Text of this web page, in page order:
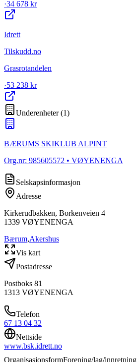
·34 678 kr
Idrett
Tilskudd.no
Grasrotandelen
·53 238 kr
Underenheter(1)
BÆRUMS SKIKLUB ALPINT
Org.nr: 985605572 • VØYENENGA
Selskapsinformasjon
Adresse
Kirkerudbakken, Borkenveien 4
1339 VØYENENGA
Bærum,Akershus
Vis kart
Postadresse
Postboks 81
1313 VØYENENGA
Telefon
67 13 04 32
Nettside
www.bsk.idrett.no
OrganisasjonsformForening/lag/innretning